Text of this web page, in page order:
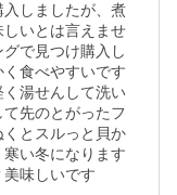
しましたが、煮
いとは言えませ
で見つけ購入し
食べやすいです
湯せんして洗い
先のとがったフ
とスルっと貝か
い冬になります
美味しいです